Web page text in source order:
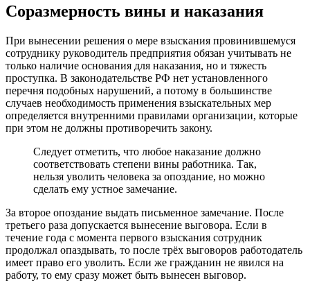
Соразмерность вины и наказания
При вынесении решения о мере взыскания провинившемуся
сотруднику руководитель предприятия обязан учитывать не
только наличие основания для наказания, но и тяжесть
проступка. В законодательстве РФ нет установленного
перечня подобных нарушений, а потому в большинстве
случаев необходимость применения взыскательных мер
определяется внутренними правилами организации, которые
при этом не должны противоречить закону.
Следует отметить, что любое наказание должно
соответствовать степени вины работника. Так,
нельзя уволить человека за опоздание, но можно
сделать ему устное замечание.
За второе опоздание выдать письменное замечание. После
третьего раза допускается вынесение выговора. Если в
течение года с момента первого взыскания сотрудник
продолжал опаздывать, то после трёх выговоров работодатель
имеет право его уволить. Если же гражданин не явился на
работу, то ему сразу может быть вынесен выговор.